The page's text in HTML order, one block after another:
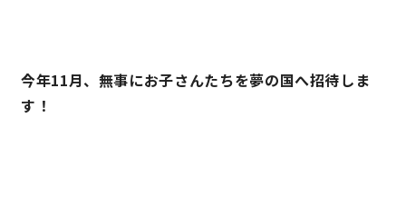
今年11月、無事にお子さんたちを夢の国へ招待しま
す！